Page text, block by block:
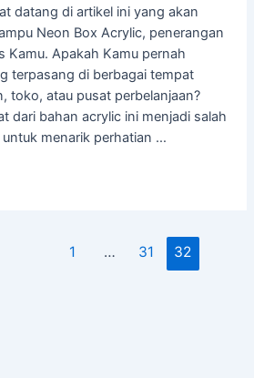
datang di artikel ini yang akan
Neon Box Acrylic, penerangan
Kamu. Apakah Kamu pernah
terpasang di berbagai tempat
toko, atau pusat perbelanjaan?
dari bahan acrylic ini menjadi salah
menarik perhatian …
1 … 31 32